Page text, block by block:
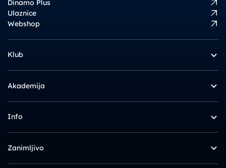
Dinamo Plus
Ulaznice
Webshop
Klub
Akademija
Info
Zanimljivo